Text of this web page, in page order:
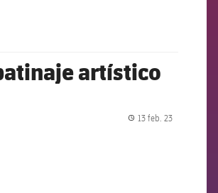
artístico
13 feb. 23